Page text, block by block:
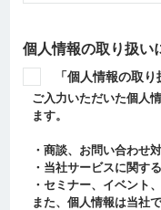
個人情報の取り扱い
「個人情報の取
ご入力いただいた個人
ます。
・商談、お問い合わせ
・当社サービスに関す
・セミナー、イベント
また、個人情報は当社